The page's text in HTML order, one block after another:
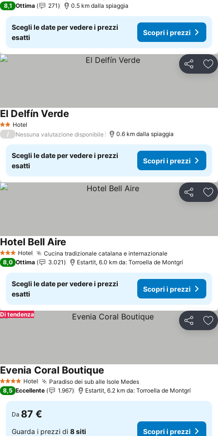
8,1 Ottima 271 0.5 km dalla spiaggia
Scegli le date per vedere i prezzi
esatti
Scopri i prezzi
Condividi
2 StelleHotel
El Delfín Verde
/ Nessuna valutazione disponibile 0.6 km dalla spiaggia
Scegli le date per vedere i prezzi
esatti
Scopri i prezzi
Condividi
3 StelleHotel Cucina tradizionale catalana e internazionaleScopri i
Hotel Bell Aire
8,0 Ottima 3.021 Estartit, 6.0 km da: Torroella de Montgrí
Scegli le date per vedere i prezzi
esatti
Scopri i prezzi
Condividi
Di tendenza
4 Stelle Hotel Paradiso dei sub alle Isole MedesScopri i prezzi
Evenia Coral Boutique
8,5 Eccellente 1.967 Estartit, 6.2 km da: Torroella de Montgrí
Da 87 €
Guarda i prezzi di 8 siti Scopri i prezzi